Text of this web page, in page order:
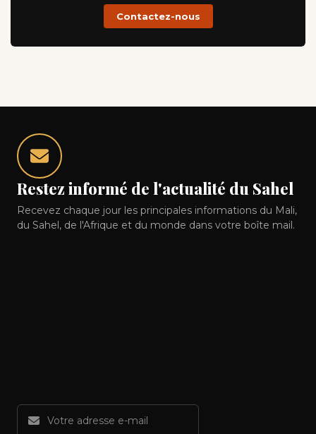
Contactez-nous
Restez informé de l'actualité du Sahel
Recevez chaque jour les principales informations du Mali,
du Sahel, de l'Afrique et du monde dans votre boîte mail.